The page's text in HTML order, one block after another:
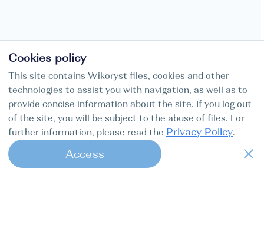
Cookies policy
This site contains Wikoryst files, cookies and other
technologies to assist you with navigation, as well as to
provide concise information about the site. If you log out
of the site, you will be subject to the abuse of files. For
further information, please read the Privacy Policy.
Access